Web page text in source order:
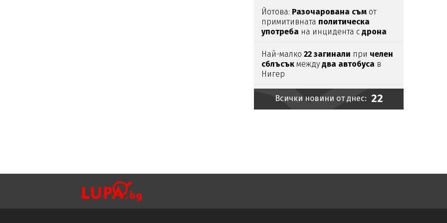
Йотова: Разочарована съм от
примитивната политическа
употреба на инцидента с дрона
Най-малко 22 загинали при челен
сблъсък между два автобуса в
Нигер
Баба Шинкаот девинското село
Всички новини от днес: 22